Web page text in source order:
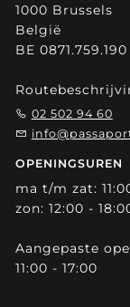
1000 Brussels
België
BE 0871.759.190
02 502 94 60
OPENINGSUREN
ma t/m zat:
zon: 12:00 -
Aangepaste
11:00 - 17:00